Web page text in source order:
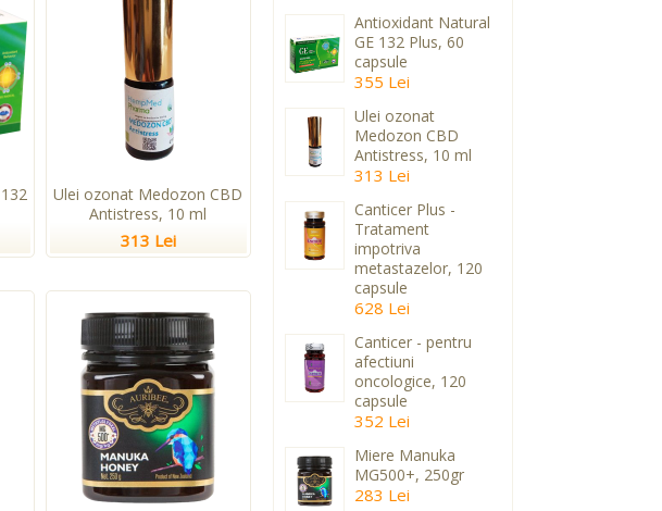
Ulei ozonat Medozon CBD
Antistress, 10 ml
313 Lei
Antioxidant Natural
GE 132 Plus, 60
capsule
355 Lei
Ulei ozonat
Medozon CBD
Antistress, 10 ml
313 Lei
Canticer Plus -
Tratament
impotriva
metastazelor, 120
capsule
628 Lei
Canticer - pentru
afectiuni
oncologice, 120
capsule
352 Lei
Miere Manuka
MG500+, 250gr
283 Lei